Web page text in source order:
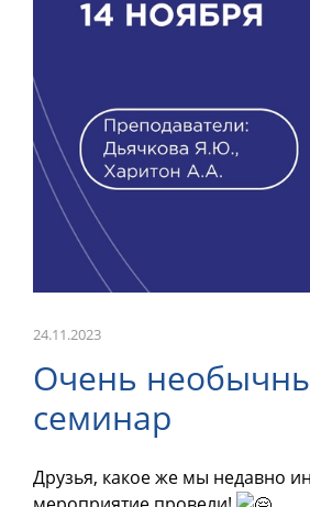
24.11.2023
Очень
семинар
Друзья, какое же мы недавно